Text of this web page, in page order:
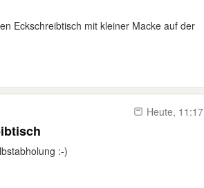
Eckschreibtisch mit kleiner Macke auf der
Heute, 11:17
:-)